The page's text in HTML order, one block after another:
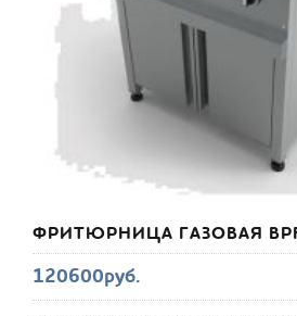
ФРИТЮРНИЦА ГАЗОВАЯ
120600руб.